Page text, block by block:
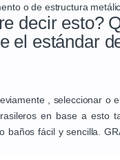
o de estructura
decir esto?
el estándar
, seleccionar o
en base a esto
baños fácil y sencilla.